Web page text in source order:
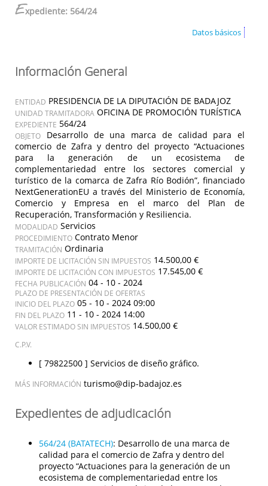
Expediente: 564/24
Datos básicos
Información General
ENTIDAD PRESIDENCIA DE LA DIPUTACIÓN DE BADAJOZ
UNIDAD TRAMITADORA OFICINA DE PROMOCIÓN TURÍSTICA
EXPEDIENTE 564/24
OBJETO
Desarrollo de una marca de calidad para el
comercio de Zafra y dentro del proyecto “Actuaciones
para la generación de un ecosistema de
complementariedad entre los sectores comercial y
turístico de la comarca de Zafra Río Bodión”, financiado
NextGenerationEU a través del Ministerio de Economía,
Comercio y Empresa en el marco del Plan de
Recuperación, Transformación y Resiliencia.
MODALIDAD Servicios
PROCEDIMIENTO Contrato Menor
TRAMITACIÓN Ordinaria
IMPORTE DE LICITACIÓN SIN IMPUESTOS 14.500,00 €
IMPORTE DE LICITACIÓN CON IMPUESTOS 17.545,00 €
FECHA PUBLICACIÓN 04 - 10 - 2024
PLAZO DE PRESENTACIÓN DE OFERTAS
INICIO DEL PLAZO 05 - 10 - 2024 09:00
FIN DEL PLAZO 11 - 10 - 2024 14:00
VALOR ESTIMADO SIN IMPUESTOS 14.500,00 €
C.P.V.
[ 79822500 ] Servicios de diseño gráfico.
MÁS INFORMACIÓN turismo@dip-badajoz.es
Expedientes de adjudicación
564/24 (BATATECH): Desarrollo de una marca de
calidad para el comercio de Zafra y dentro del
proyecto “Actuaciones para la generación de un
ecosistema de complementariedad entre los